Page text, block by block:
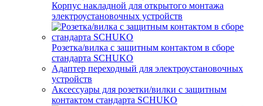
Корпус накладной для открытого монтажа
электроустановочных устройств
Розетка/вилка с защитным контактом в сборе
стандарта SCHUKO
Адаптер переходный для электроустановочных
устройств
Аксессуары для розетки/вилки с защитным
контактом стандарта SCHUKO